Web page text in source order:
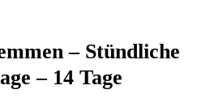
– Stündliche
– 14 Tage